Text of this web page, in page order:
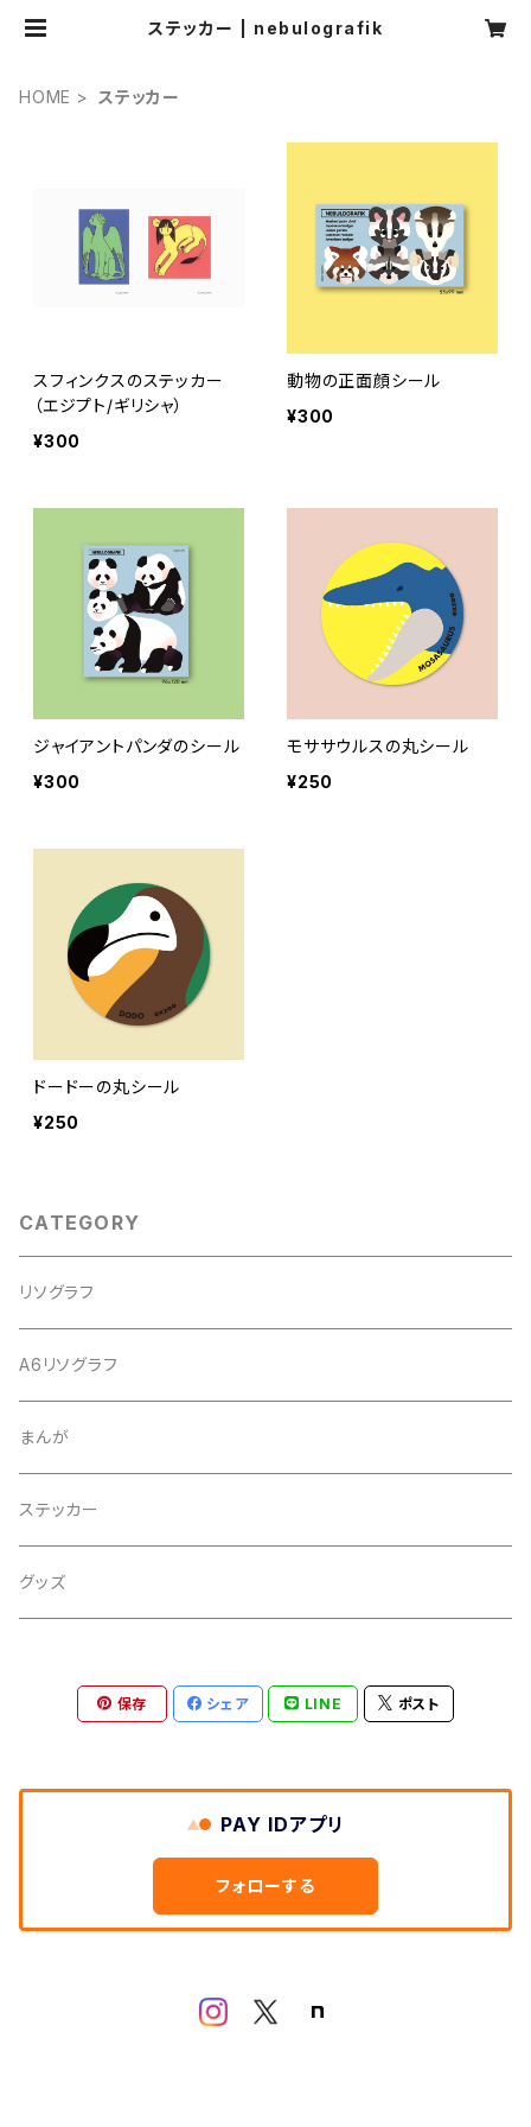
ステッカー | nebulografik
HOME ステッカー
スフィンクスのステッカー
（エジプト/ギリシャ）
¥300
動物の正面顔シール
¥300
ジャイアントパンダのシール
¥300
モササウルスの丸シール
¥250
ドードーの丸シール
¥250
CATEGORY
リソグラフ
A6リソグラフ
まんが
ステッカー
グッズ
保存 シェア LINE ポスト
PAY IDアプリ
フォローする